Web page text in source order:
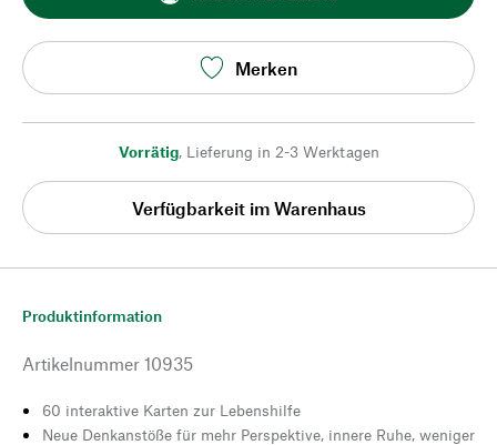
Merken
Vorrätig, Lieferung in 2-3 Werktagen
Verfügbarkeit im Warenhaus
Produktinformation
Artikelnummer 10935
60 interaktive Karten zur Lebenshilfe
Neue Denkanstöße für mehr Perspektive, innere Ruhe, weniger